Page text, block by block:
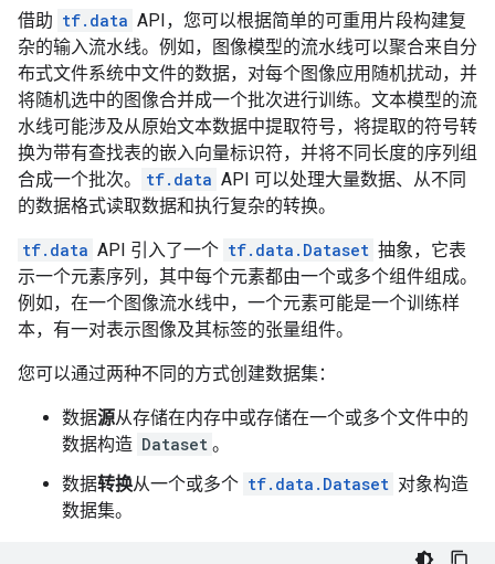
借助 tf.data API，您可以根据简单的可重用片段构建复
杂的输入流水线。例如，图像模型的流水线可以聚合来自分
布式文件系统中文件的数据，对每个图像应用随机扰动，并
将随机选中的图像合并成一个批次进行训练。文本模型的流
水线可能涉及从原始文本数据中提取符号，将提取的符号转
换为带有查找表的嵌入向量标识符，并将不同长度的序列组
合成一个批次。
tf.data API 可以处理大量数据、从不同
的数据格式读取数据和执行复杂的转换。
tf.data API 引入了一个 tf.data.Dataset 抽象，它表
示一个元素序列，其中每个元素都由一个或多个组件组成。
例如，在一个图像流水线中，一个元素可能是一个训练样
本，有一对表示图像及其标签的张量组件。
您可以通过两种不同的方式创建数据集：
数据源从存储在内存中或存储在一个或多个文件中的
数据构造 Dataset 。
数据转换从一个或多个 tf.data.Dataset 对象构造
数据集。